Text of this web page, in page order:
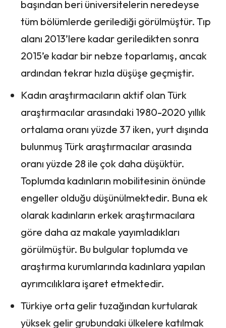
başından beri üniversitelerin neredeyse
tüm bölümlerde gerilediği görülmüştür. Tıp
alanı 2013’lere kadar geriledikten sonra
2015’e kadar bir nebze toparlamış, ancak
ardından tekrar hızla düşüşe geçmiştir.
Kadın araştırmacıların aktif olan Türk
araştırmacılar arasındaki 1980-2020 yıllık
ortalama oranı yüzde 37 iken, yurt dışında
bulunmuş Türk araştırmacılar arasında
oranı yüzde 28 ile çok daha düşüktür.
Toplumda kadınların mobilitesinin önünde
engeller olduğu düşünülmektedir. Buna ek
olarak kadınların erkek araştırmacılara
göre daha az makale yayımladıkları
görülmüştür. Bu bulgular toplumda ve
araştırma kurumlarında kadınlara yapılan
ayrımcılıklara işaret etmektedir.
Türkiye orta gelir tuzağından kurtularak
yüksek gelir grubundaki ülkelere katılmak